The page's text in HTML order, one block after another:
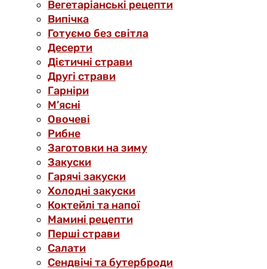
Вегетаріанські рецепти
Випічка
Готуємо без світла
Десерти
Дієтичні страви
Другі страви
Гарніри
М’ясні
Овочеві
Рибне
Заготовки на зиму
Закуски
Гарячі закуски
Холодні закуски
Коктейлі та напої
Мамині рецепти
Перші страви
Салати
Сендвічі та бутерброди